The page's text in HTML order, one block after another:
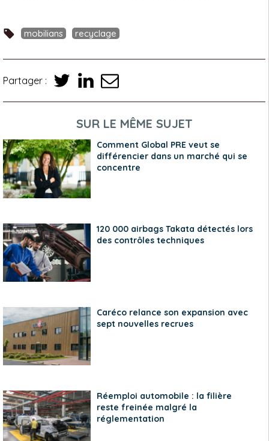
mobilians recyclage
Partager :
SUR LE MÊME SUJET
Comment Global PRE veut se
différencier dans un marché qui se
concentre
120 000 airbags Takata détectés lors
des contrôles techniques
Caréco relance son expansion avec
sept nouvelles recrues
Réemploi automobile : la filière
reste freinée malgré la
réglementation